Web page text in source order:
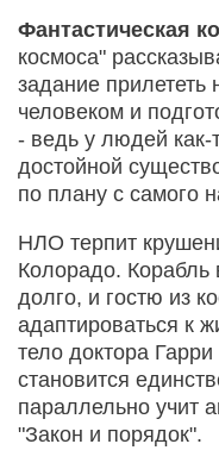
Фантастическая
космоса"
задание
человеком и
- ведь у людей как-
достойной
по плану с самого
НЛО терпит
Колорадо. Корабль
долго, и гостю из
адаптироваться к
тело доктора
становится
параллельно учит
"Закон и порядок".